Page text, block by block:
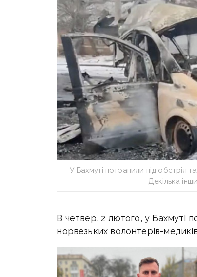
У Бахмуті потрапили під обстріл
Декілька
В четвер, 2 лютого, у Бахмуті
норвезьких волонтерів-